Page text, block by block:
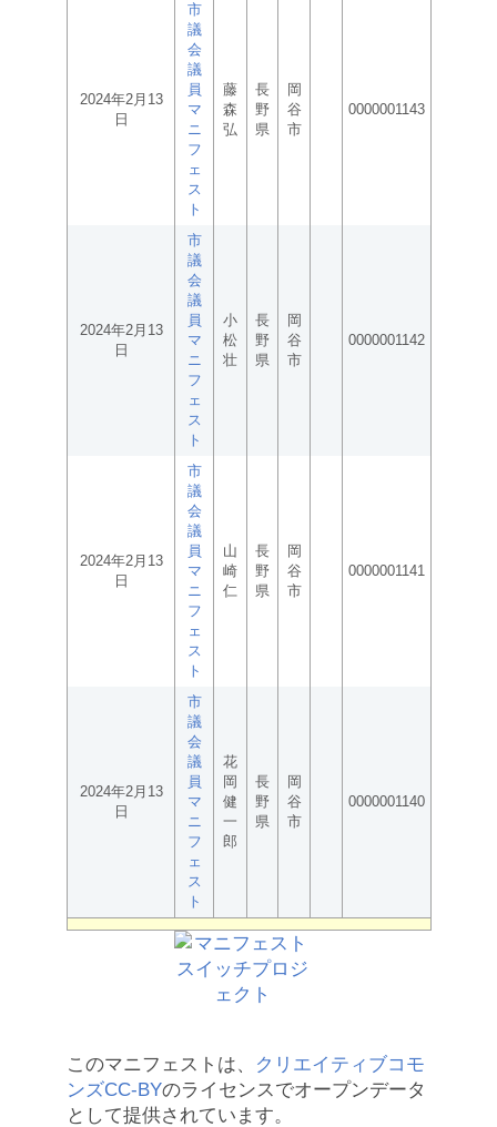
2024年2月13
日
市
議
会
議
員
マ
ニ
フ
ェ
ス
ト
藤
森
弘
長
野
県
岡
谷
市
0000001143
2024年2月13
日
市
議
会
議
員
マ
ニ
フ
ェ
ス
ト
小
松
壮
長
野
県
岡
谷
市
0000001142
2024年2月13
日
市
議
会
議
員
マ
ニ
フ
ェ
ス
ト
山
崎
仁
長
野
県
岡
谷
市
0000001141
2024年2月13
日
市
議
会
議
員
マ
ニ
フ
ェ
ス
ト
花
岡
健
一
郎
長
野
県
岡
谷
市
0000001140
このマニフェストは、
クリエイティブコモ
ンズCC-BYのライセンスでオープンデータ
として提供されています。